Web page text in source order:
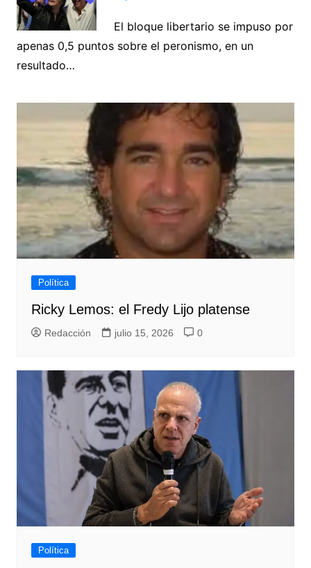
El bloque libertario se impuso por
apenas 0,5 puntos sobre el peronismo, en un
resultado…
Política
Ricky Lemos: el Fredy Lijo platense
Redacción julio 15, 2026 0
Política